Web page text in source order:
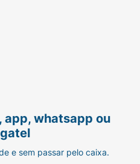
app, whatsapp ou
e sem passar pelo caixa.